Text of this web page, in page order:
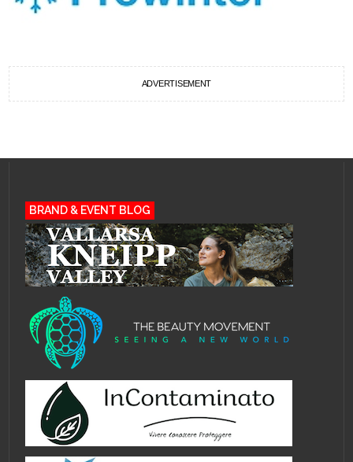
ADVERTISEMENT
BRAND & EVENT BLOG